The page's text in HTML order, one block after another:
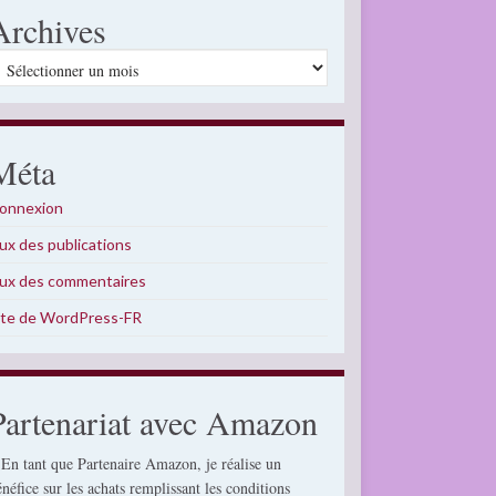
des publications
des commentaires
de WordPress-FR
avec Amazon
tant que Partenaire Amazon, je réalise un
sur les achats remplissant les conditions